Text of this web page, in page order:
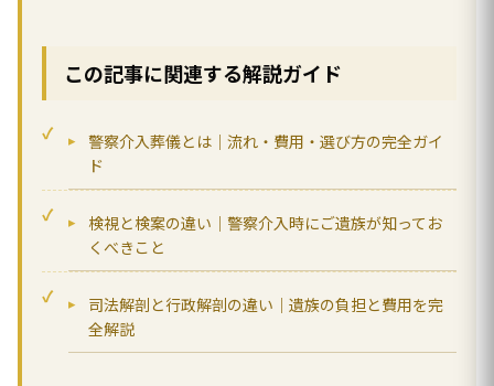
この記事に関連する解説ガイド
警察介入葬儀とは｜流れ・費用・選び方の完全ガイ
ド
検視と検案の違い｜警察介入時にご遺族が知ってお
くべきこと
司法解剖と行政解剖の違い｜遺族の負担と費用を完
全解説